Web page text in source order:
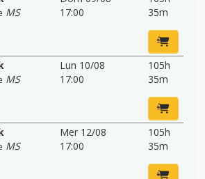
MS
17:00
35m
MS
Lun 10/08
17:00
105h
35m
MS
Mer 12/08
17:00
105h
35m